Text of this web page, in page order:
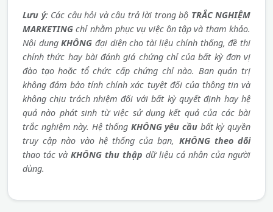
Lưu ý: Các câu hỏi và câu trả lời trong bộ TRẮC NGHIỆM
MARKETING chỉ nhằm phục vụ việc ôn tập và tham khảo.
Nội dungKHÔNG đại diện cho tài liệu chính thống, đề thi
chính thức hay bài đánh giá chứng chỉ của bất kỳ đơn vị
đào tạo hoặc tổ chức cấp chứng chỉ nào. Ban quản trị
không đảm bảo tính chính xác tuyệt đối của thông tin và
không chịu trách nhiệm đối với bất kỳ quyết định hay hệ
quả nào phát sinh từ việc sử dụng kết quả của các bài
trắc nghiệm này. Hệ thống KHÔNG yêu cầubất kỳ quyền
truy cập nào vào hệ thống của bạn, KHÔNG theo dõi
thao tác và KHÔNG thu thập dữ liệu cá nhân của người
dùng.